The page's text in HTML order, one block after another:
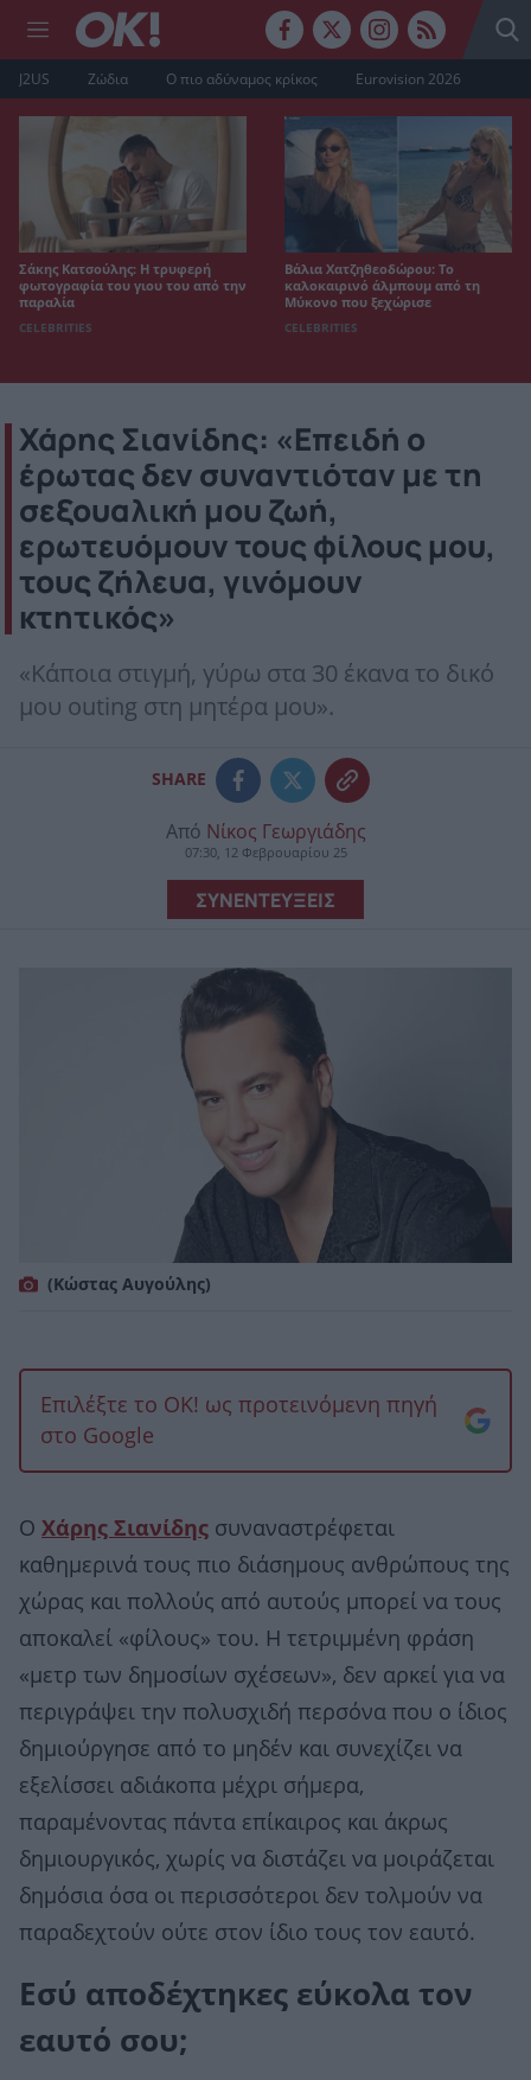
J2US Ζώδια Ο πιο αδύναμος κρίκος Eurovision 2026
Σάκης Κατσούλης: Η τρυφερή
φωτογραφία του γιου του από την
παραλία
CELEBRITIES
Βάλια Χατζηθεοδώρου: Το
καλοκαιρινό άλμπουμ από τη
Μύκονο που ξεχώρισε
CELEBRITIES
Χάρης Σιανίδης: «Επειδή ο
έρωτας δεν συναντιόταν με τη
σεξουαλική μου ζωή,
ερωτευόμουν τους φίλους μου,
τους ζήλευα, γινόμουν
κτητικός»
«Κάποια στιγμή, γύρω στα 30 έκανα το δικό
μου outing στη μητέρα μου».
SHARE
Από Νίκος Γεωργιάδης
07:30, 12 Φεβρουαρίου 25
ΣΥΝΕΝΤΕΥΞΕΙΣ
(Κώστας Αυγούλης)
Επιλέξτε το OK! ως προτεινόμενη πηγή
στο Google
Ο Χάρης Σιανίδης συναναστρέφεται
καθημερινά τους πιο διάσημους ανθρώπους της
χώρας και πολλούς από αυτούς μπορεί να τους
αποκαλεί «φίλους» του. Η τετριμμένη φράση
«μετρ των δημοσίων σχέσεων», δεν αρκεί για να
περιγράψει την πολυσχιδή περσόνα που ο ίδιος
δημιούργησε από το μηδέν και συνεχίζει να
εξελίσσει αδιάκοπα μέχρι σήμερα,
παραμένοντας πάντα επίκαιρος και άκρως
δημιουργικός, χωρίς να διστάζει να μοιράζεται
δημόσια όσα οι περισσότεροι δεν τολμούν να
παραδεχτούν ούτε στον ίδιο τους τον εαυτό.
Εσύ αποδέχτηκες εύκολα τον
εαυτό σου;